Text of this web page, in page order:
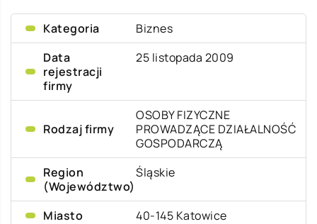
Kategoria
Biznes
Data
rejestracji
firmy
25 listopada 2009
Rodzaj firmy
OSOBY FIZYCZNE
PROWADZĄCE DZIAŁALNOŚĆ
GOSPODARCZĄ
Region
(Województwo)
Śląskie
Miasto
40-145 Katowice